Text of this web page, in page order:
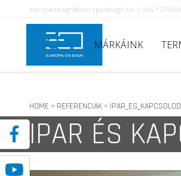
europadesign@europadesign.hu | +36 1 274
MÁRKÁINK
HOME > REFERENCIAK>
IPAR ÉS